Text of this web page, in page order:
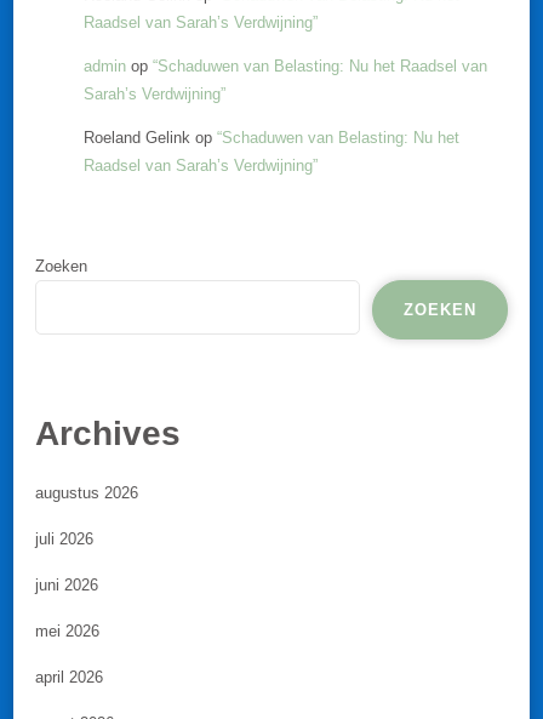
Raadsel van Sarah’s Verdwijning”
admin op “Schaduwen van Belasting: Nu het Raadsel van
Sarah’s Verdwijning”
Roeland Gelink op “Schaduwen van Belasting: Nu het
Raadsel van Sarah’s Verdwijning”
Zoeken
ZOEKEN
Archives
augustus 2026
juli 2026
juni 2026
mei 2026
april 2026